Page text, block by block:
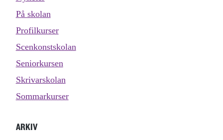
På skolan
Profilkurser
Scenkonstskolan
Seniorkursen
Skrivarskolan
Sommarkurser
ARKIV